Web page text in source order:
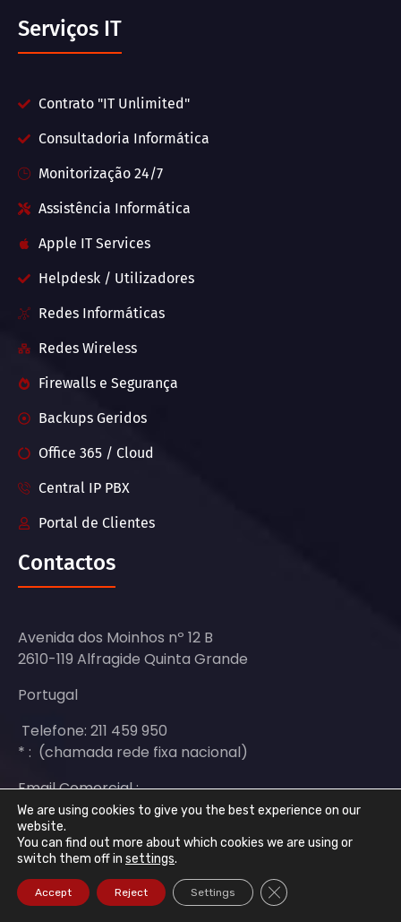
Serviços IT
Contrato "IT Unlimited"
Consultadoria Informática
Monitorização 24/7
Assistência Informática
Apple IT Services
Helpdesk / Utilizadores
Redes Informáticas
Redes Wireless
Firewalls e Segurança
Backups Geridos
Office 365 / Cloud
Central IP PBX
Portal de Clientes
Contactos
Avenida dos Moinhos nº 12 B
2610-119 Alfragide Quinta Grande
Portugal
Telefone: 211 459 950
* : (chamada rede fixa nacional)
Email Comercial :
sales@dataroad.pt
Email Suporte:
support@dataroad.pt
We are using cookies to give you the best experience on our
website.
You can find out more about which cookies we are using or
switch them off in settings.
Accept Reject Settings Close GDPR Cookie